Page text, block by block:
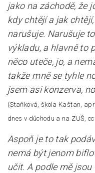
jako na záchodě, že
kdy chtějí a jak
narušuje. Narušuje
výkladu, a hlavně to
něco uteče, jo, a
takže mně se tyhle
jsem asi konzerva,
(Staňková, škola Kaštan,
dnes v důchodu a na ZUŠ,
Aspoň je to tak
nemá být jenom
učit. A podle mě